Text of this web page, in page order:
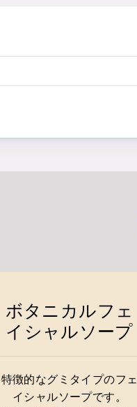
ボタニカルフェ
イシャルソープ
特徴的なグミタイプのフェ
イシャルソープです。